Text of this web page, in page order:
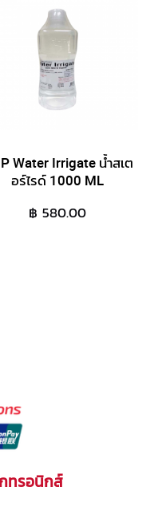
Water Irrigate น้ำสเต
อร์ไรด์ 1000 ML
฿ 580.00
ทรอนิกส์